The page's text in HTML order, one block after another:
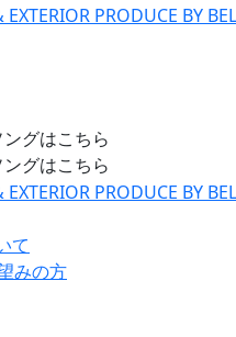
ングはこちら
ングはこちら
て
みの方